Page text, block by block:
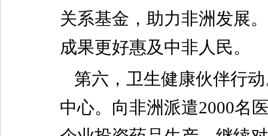
关系基金，助力非洲发展
成果更好惠及中非人民。
第六，卫生健康伙伴行
中心。向非洲派遣2000名